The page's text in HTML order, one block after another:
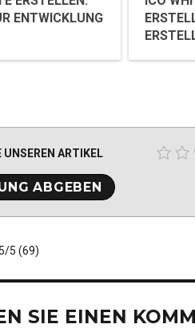
ENTWICKLUNG
UNSEREN ARTIKEL
5/5 (69)
SIE EINEN